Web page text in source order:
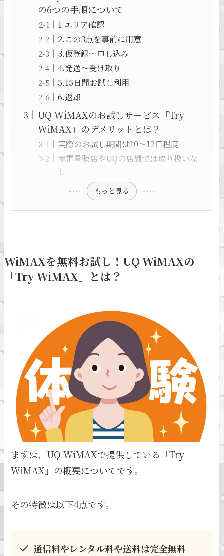
の6つの手順について
1.エリア確認
2.この3点を事前に用意
3.仮登録～申し込み
4.発送～受け取り
5.15日間お試し利用
6.返却
UQ WiMAXのお試しサービス「Try
WiMAX」のデメリットとは？
実際のお試し期間は10～12日程度
家電量販店やUQの店舗では取り扱いな
し
もっと見る
WiMAXを無料お試し！UQ WiMAXの
「Try WiMAX」とは？
まずは、UQ WiMAXで提供している「Try
WiMAX」の概要についてです。
その特徴は以下4点です。
通信料やレンタル料や送料は完全無料